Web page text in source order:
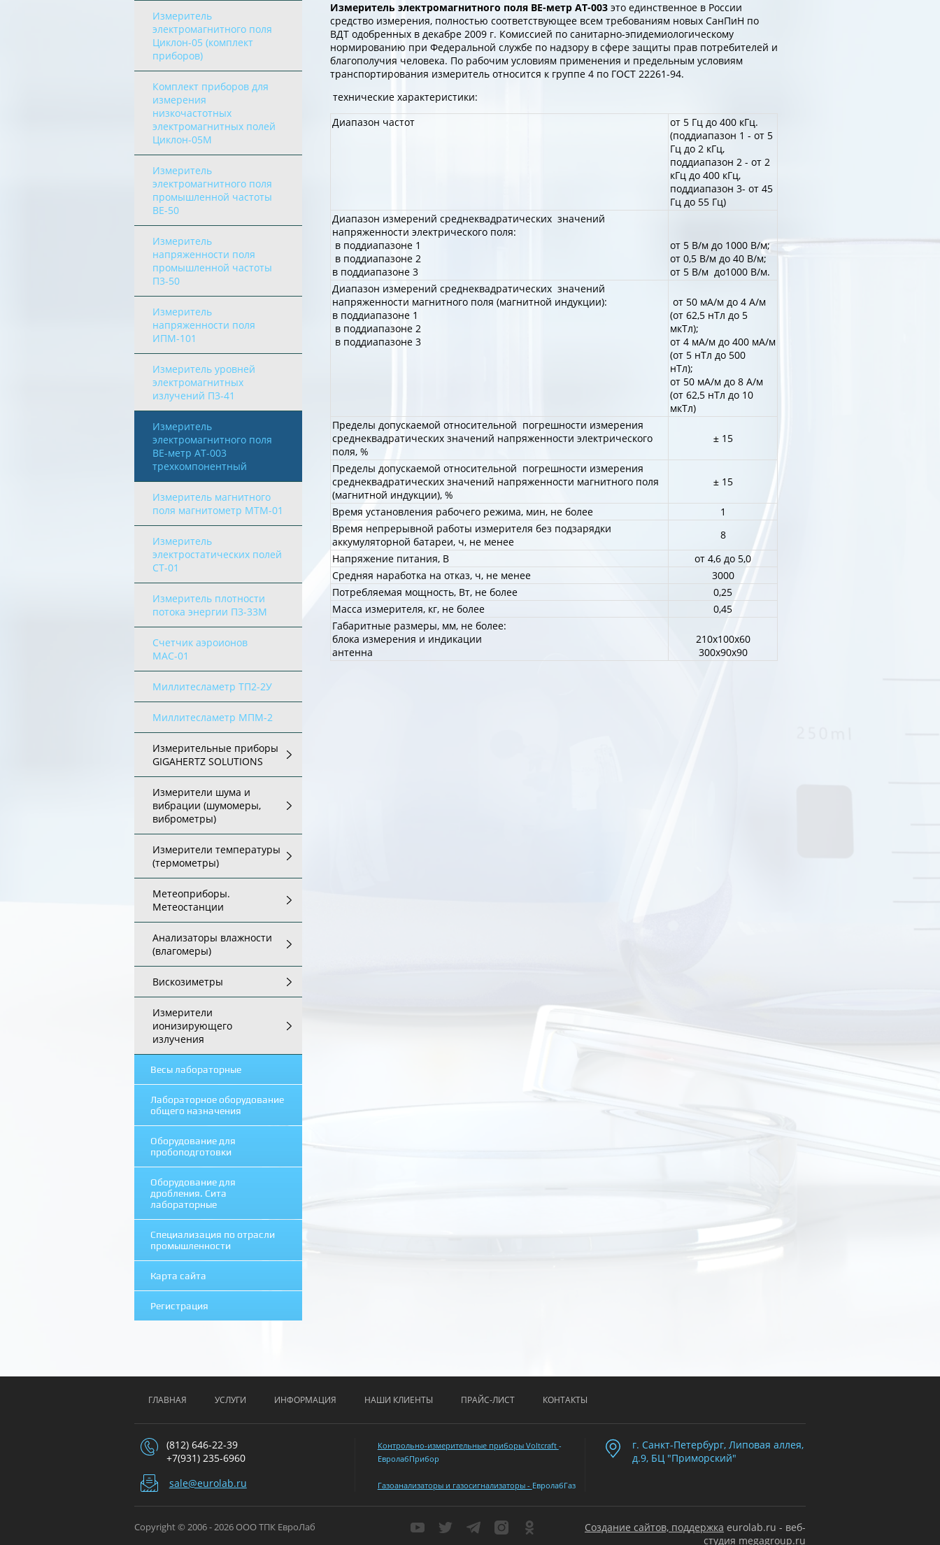
Измеритель
электромагнитного поля
Циклон-05 (комплект
приборов)
Комплект приборов для
измерения
низкочастотных
электромагнитных полей
Циклон-05М
Измеритель
электромагнитного поля
промышленной частоты
ВЕ-50
Измеритель
напряженности поля
промышленной частоты
П3-50
Измеритель
напряженности поля
ИПМ-101
Измеритель уровней
электромагнитных
излучений П3-41
Измеритель
электромагнитного поля
BE-метр АТ-003
трехкомпонентный
Измеритель магнитного
поля магнитометр МТМ-01
Измеритель
электростатических полей
СТ-01
Измеритель плотности
потока энергии П3-33М
Счетчик аэроионов
МАС-01
Миллитесламетр ТП2-2У
Миллитесламетр МПМ-2
Измерительные приборы
GIGAHERTZ SOLUTIONS
Измерители шума и
вибрации (шумомеры,
виброметры)
Измерители температуры
(термометры)
Метеоприборы.
Метеостанции
Анализаторы влажности
(влагомеры)
Вискозиметры
Измерители
ионизирующего
излучения
Весы лабораторные
Лабораторное оборудование
общего назначения
Оборудование для
пробоподготовки
Оборудование для
дробления. Сита
лабораторные
Специализация по отрасли
промышленности
Карта сайта
Регистрация
Измеритель электромагнитного поля ВЕ-метр АТ-003 это единственное в России
средство измерения, полностью соответствующее всем требованиям новых СанПиН по
ВДТ одобренных в декабре 2009 г. Комиссией по санитарно-эпидемиологическому
нормированию при Федеральной службе по надзору в сфере защиты прав потребителей и
благополучия человека. По рабочим условиям применения и предельным условиям
транспортирования измеритель относится к группе 4 по ГОСТ 22261-94.
технические характеристики:
Диапазон частот
от 5 Гц до 400 кГц.
(поддиапазон 1 - от 5
Гц до 2 кГц,
поддиапазон 2 - от 2
кГц до 400 кГц,
поддиапазон 3- от 45
Гц до 55 Гц)
Диапазон измерений среднеквадратических значений
напряженности электрического поля:
в поддиапазоне 1
в поддиапазоне 2
в поддиапазоне 3
от 5 В/м до 1000 В/м;
от 0,5 В/м до 40 В/м;
от 5 В/м до1000 В/м.
Диапазон измерений среднеквадратических значений
напряженности магнитного поля (магнитной индукции):
в поддиапазоне 1
в поддиапазоне 2
в поддиапазоне 3
от 50 мА/м до 4 А/м
(от 62,5 нТл до 5
мкТл);
от 4 мА/м до 400 мА/м
(от 5 нТл до 500
нТл);
от 50 мА/м до 8 А/м
(от 62,5 нТл до 10
мкТл)
Пределы допускаемой относительной погрешности измерения
среднеквадратических значений напряженности электрического
поля, %
± 15
Пределы допускаемой относительной погрешности измерения
среднеквадратических значений напряженности магнитного поля
(магнитной индукции), %
± 15
Время установления рабочего режима, мин, не более
1
Время непрерывной работы измерителя без подзарядки
аккумуляторной батареи, ч, не менее
8
Напряжение питания, В
от 4,6 до 5,0
Средняя наработка на отказ, ч, не менее
3000
Потребляемая мощность, Вт, не более
0,25
Масса измерителя, кг, не более
0,45
Габаритные размеры, мм, не более:
блока измерения и индикации
антенна
210х100х60
300х90х90
ГЛАВНАЯ УСЛУГИ ИНФОРМАЦИЯ НАШИ КЛИЕНТЫ ПРАЙС-ЛИСТ КОНТАКТЫ
(812) 646-22-39
+7(931) 235-6960
sale@eurolab.ru
Контрольно-измерительные приборы Voltcraft -
ЕвролабПрибор
Газоанализаторы и газосигнализаторы - ЕвролабГаз
г. Санкт-Петербург, Липовая аллея,
д.9, БЦ "Приморский"
Copyright © 2006 - 2026 ООО ТПК ЕвроЛаб Создание сайтов, поддержка eurolab.ru - веб-
студия megagroup.ru